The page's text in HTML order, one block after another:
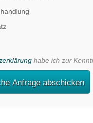
habe ich zur
Anfrage abschicken